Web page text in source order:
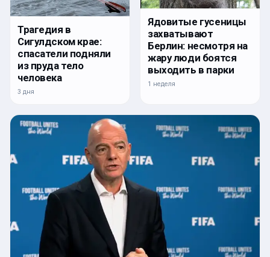
Трагедия в
Сигулдском крае:
спасатели подняли
из пруда тело
человека
3 дня
Ядовитые гусеницы
захватывают
Берлин: несмотря на
жару люди боятся
выходить в парки
1 неделя